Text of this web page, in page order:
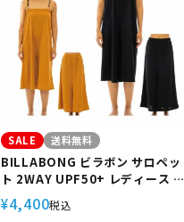
SALE 送料無料
BILLABONG ビラボン サロペッ
ト 2WAY UPF50+ レディース サ
ーフィン プール マリンスポーツ
UTILITY 2WAYALOPETTE
¥4,400税込